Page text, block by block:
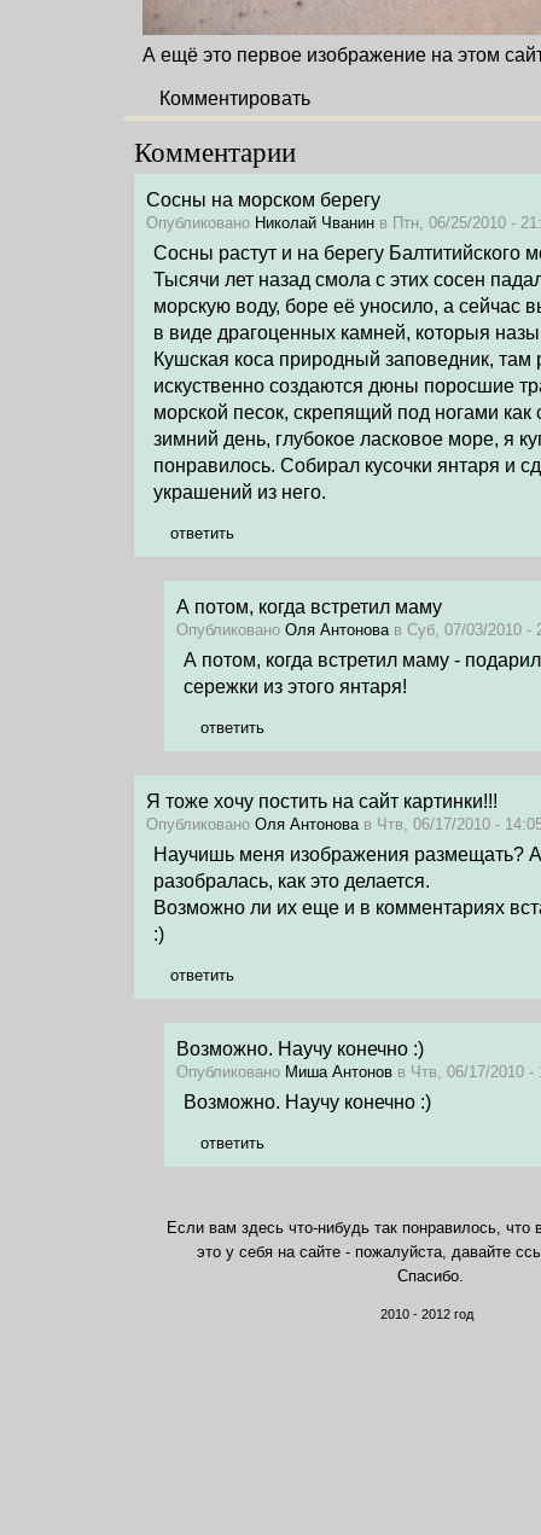
А ещё это первое изображение на этом
Комментировать
Комментарии
Сосны на морском берегу
Опубликовано Николай Чванин в Птн, 06/25/2010 -
Сосны растут и на берегу Балтитийского
Тысячи лет назад смола с этих сосен
морскую воду, боре её уносило, а сейчас
в виде драгоценных камней, которыя
Кушская коса природный заповедник, там
искуственно создаются дюны поросшие
морской песок, скрепящий под ногами как
зимний день, глубокое ласковое море, я
понравилось. Собирал кусочки янтаря и
украшений из него.
ответить
А потом, когда встретил маму
Опубликовано Оля Антоновав Суб, 07/03/2010 -
А потом, когда встретил маму -
сережки из этого янтаря!
ответить
Я тоже хочу постить на сайт картинки!!!
Опубликовано Оля Антоновав Чтв, 06/17/2010 -
Научишь меня изображения размещать?
разобралась, как это делается.
Возможно ли их еще и в комментариях
:)
ответить
Возможно. Научу конечно :)
Опубликовано Миша Антонов в Чтв, 06/17/2010 -
Возможно. Научу конечно :)
ответить
Если вам здесь что-нибудь так понравилось, что
это у себя на сайте - пожалуйста, давайте
Спасибо.
2010 - 2012 год